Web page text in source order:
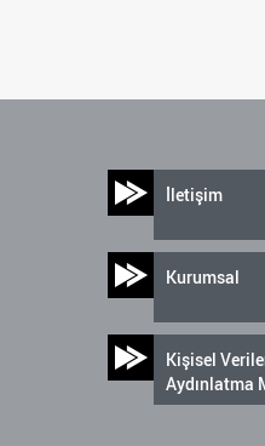
İletişim
Kurumsal
Kişisel
Aydınlatma